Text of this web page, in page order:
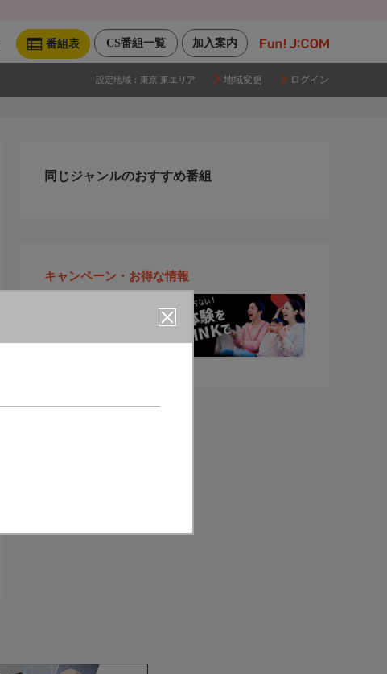
加入案内
CS番組一覧
番組表
設定地域： 東京 東エリア 地域変更 ログイン
同じジャンルのおすすめ番組
キャンペーン・お得な情報